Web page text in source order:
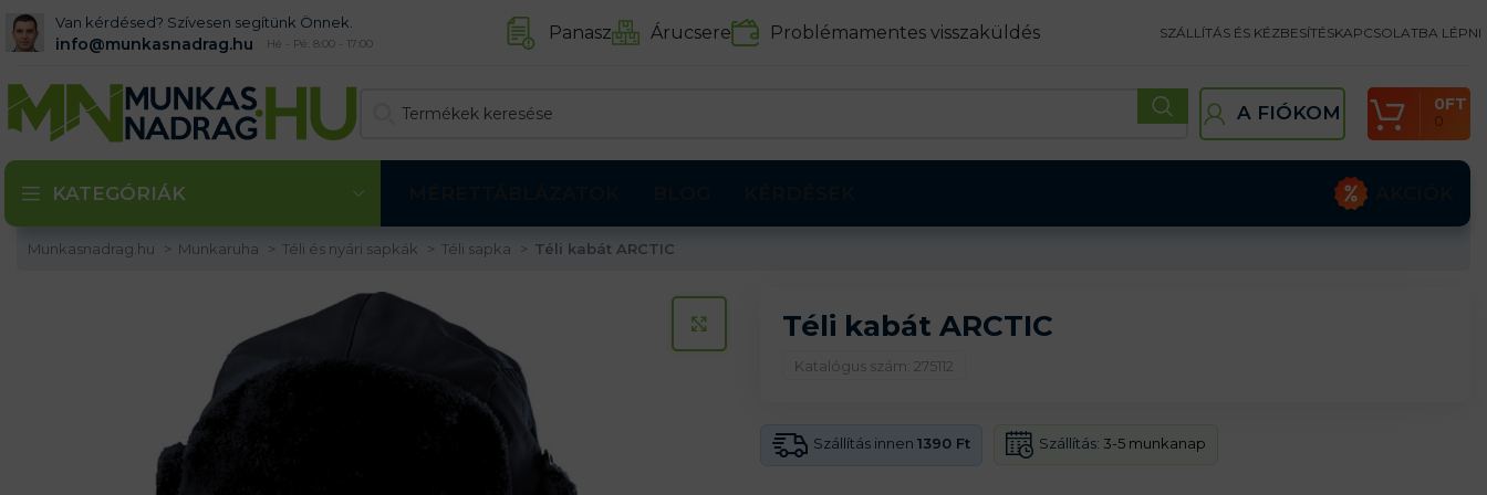
Van kérdésed? Szívesen segítünk Önnek.
info@munkasnadrag.hu Hé - Pé: 8:00 - 17:00 Panasz Árucsere Problémamentes visszaküldés SZÁLLÍTÁS ÉS KÉZBESÍTÉSKAPCSOLATBA LÉPNI
A FIÓKOM 0
0FT
KATEGÓRIÁK
Munkasnadrag.hu Munkaruha Téli és nyári sapkák Téli sapka Téli kabát ARCTIC
KATTINTS A KINAGYÍTÁSHOZ
Téli kabát ARCTIC
Katalógus szám: 275112
Szállítás innen 1390 Ft Szállítás: 3-5 munkanap